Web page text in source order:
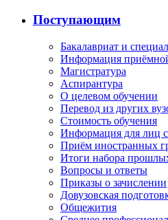
Поступающим
Бакалавриат и
Информация
Магистратура
Аспирантура
О целевом обучении
Перевод из других
Стоимость обучения
Информация для лиц
Приём иностранных
Итоги набора
Вопросы и ответы
Приказы о зачислении
Довузовская
Общежития